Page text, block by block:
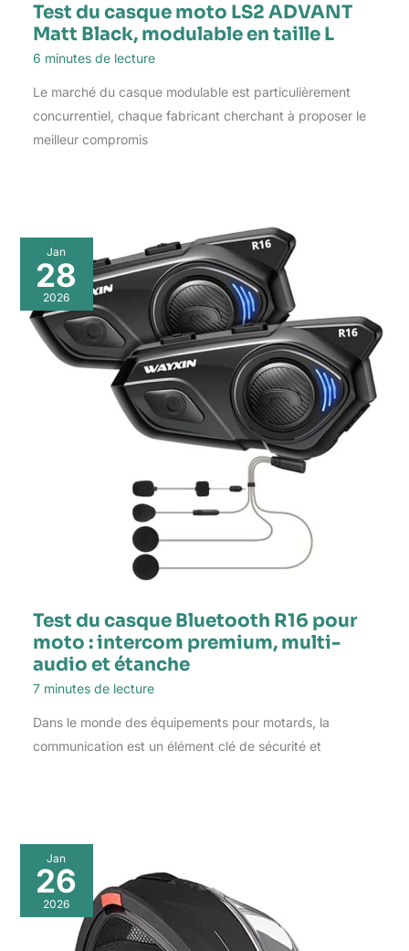
Test du casque moto LS2 ADVANT
Matt Black, modulable en taille L
6 minutes de lecture
Le marché du casque modulable est particulièrement
concurrentiel, chaque fabricant cherchant à proposer le
meilleur compromis
Jan
28
2026
Test du casque Bluetooth R16 pour
moto : intercom premium, multi-
audio et étanche
7 minutes de lecture
Dans le monde des équipements pour motards, la
communication est un élément clé de sécurité et
Jan
26
2026